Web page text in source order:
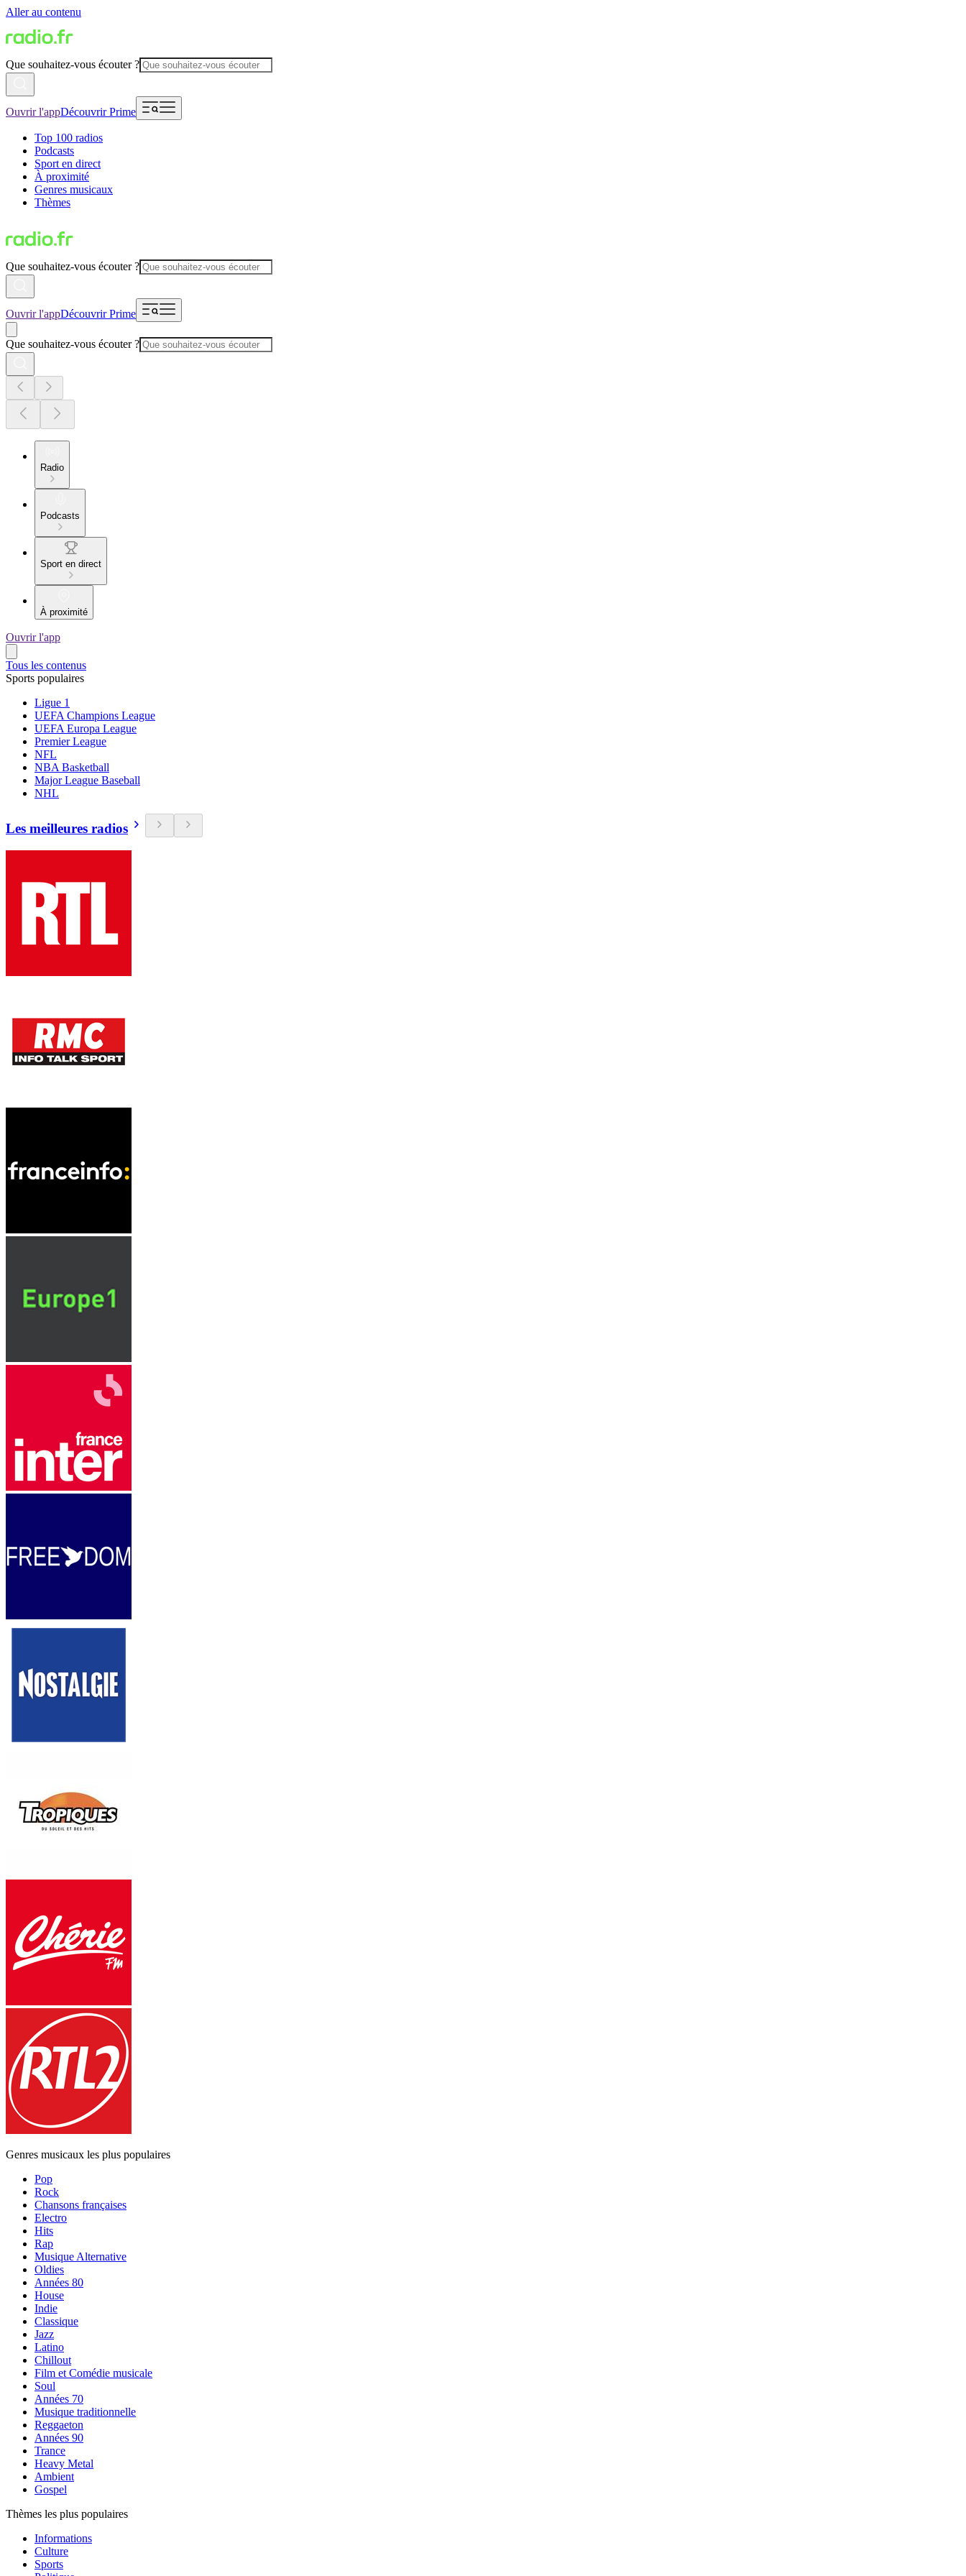
Aller au contenu
Que souhaitez-vous écouter ?
Ouvrir l'appDécouvrir Prime
Top 100 radios
Podcasts
Sport en direct
À proximité
Genres musicaux
Thèmes
Que souhaitez-vous écouter ?
Ouvrir l'appDécouvrir Prime
Que souhaitez-vous écouter ?
Radio
Podcasts
Sport en direct
À proximité
Ouvrir l'app
Tous les contenus
Sports populaires
Ligue 1
UEFA Champions League
UEFA Europa League
Premier League
NFL
NBA Basketball
Major League Baseball
NHL
Les meilleures radios
Genres musicaux les plus populaires
Pop
Rock
Chansons françaises
Electro
Hits
Rap
Musique Alternative
Oldies
Années 80
House
Indie
Classique
Jazz
Latino
Chillout
Film et Comédie musicale
Soul
Années 70
Musique traditionnelle
Reggaeton
Années 90
Trance
Heavy Metal
Ambient
Gospel
Thèmes les plus populaires
Informations
Culture
Sports